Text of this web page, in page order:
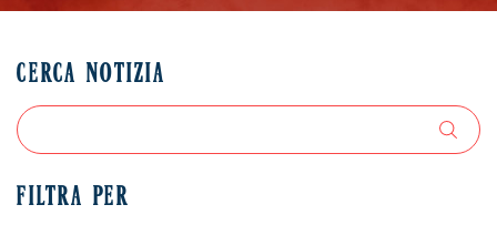
CERCA NOTIZIA
FILTRA PER